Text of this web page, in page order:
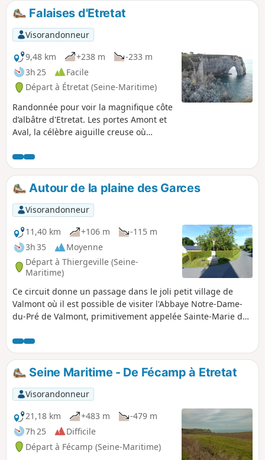
Falaises d'Etretat
Visorandonneur
9,48 km
+238 m
-233 m
3h 25
Facile
Départ à Étretat (Seine-Maritime)
Randonnée pour voir la magnifique côte
d’albâtre d'Etretat. Les portes Amont et
Aval, la célèbre aiguille creuse où
Manneporte. Vues magnifiques sur les
falaises et les superbes plages. La
randonnée longe le terrain de golf en
bord de falaise d'Etretat et le site
naturel protégé.
Autour de la plaine des Garces
Visorandonneur
11,40 km
+106 m
-115 m
3h 35
Moyenne
Départ à Thiergeville (Seine-
Maritime)
Ce circuit donne un passage dans le joli petit village de
Valmont où il est possible de visiter l'Abbaye Notre-Dame-
du-Pré de Valmont, primitivement appelée Sainte-Marie de
Seine Maritime - De Fécamp à Etretat
Visorandonneur
21,18 km
+483 m
-479 m
7h 25
Difficile
Départ à Fécamp (Seine-Maritime)